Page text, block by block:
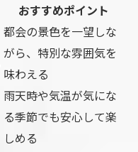
おすすめポイント
都会の景色を一望しな
がら、特別な雰囲気を
味わえる
雨天時や気温が気にな
る季節でも安心して楽
しめる